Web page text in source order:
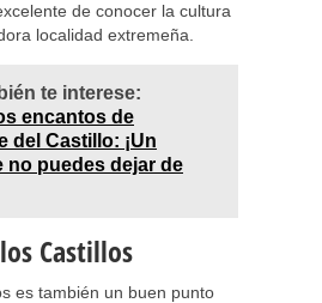
de conocer la cultura
localidad extremeña.
te interese:
encantos de
del Castillo: ¡Un
no puedes dejar de
Castillos
es también un buen punto